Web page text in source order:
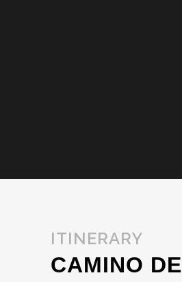
ITINERARY
CAMINO DE